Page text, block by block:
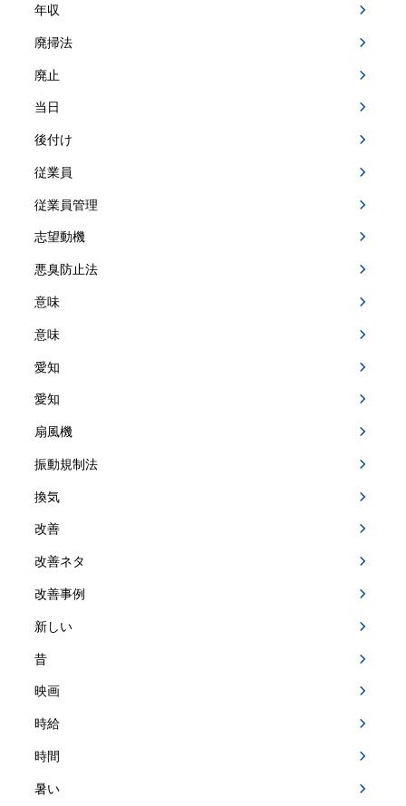
年収
廃掃法
廃止
当日
後付け
従業員
従業員管理
志望動機
悪臭防止法
意味
意味
愛知
愛知
扇風機
振動規制法
換気
改善
改善ネタ
改善事例
新しい
昔
映画
時給
時間
暑い